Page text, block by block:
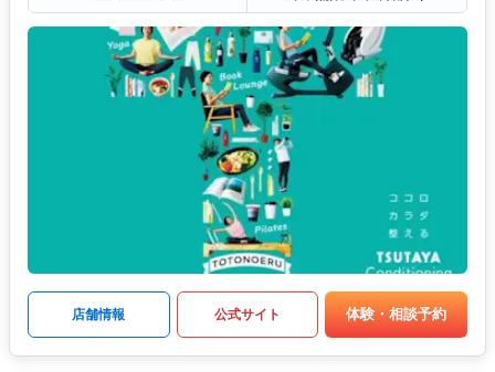
店舗情報 公式サイト 体験・相談予約